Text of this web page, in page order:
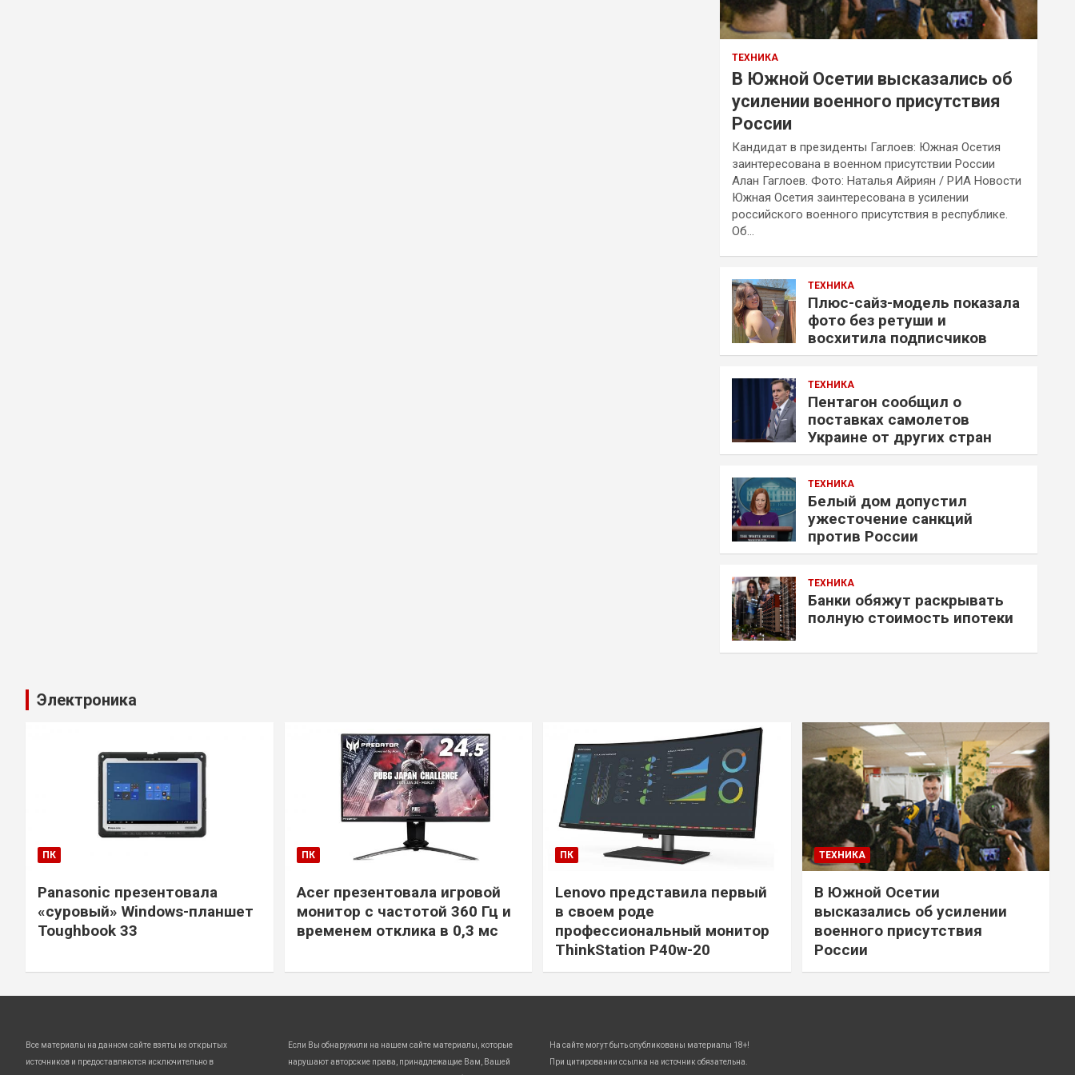
ТЕХНИКА
В Южной Осетии высказались об
усилении военного присутствия
России
Кандидат в президенты Гаглоев: Южная Осетия
заинтересована в военном присутствии России
Алан Гаглоев. Фото: Наталья Айриян / РИА Новости
Южная Осетия заинтересована в усилении
российского военного присутствия в республике.
Об…
ТЕХНИКА
Плюс-сайз-модель показала
фото без ретуши и
восхитила подписчиков
ТЕХНИКА
Пентагон сообщил о
поставках самолетов
Украине от других стран
ТЕХНИКА
Белый дом допустил
ужесточение санкций
против России
ТЕХНИКА
Банки обяжут раскрывать
полную стоимость ипотеки
Электроника
ПК
Panasonic презентовала
«суровый» Windows-планшет
Toughbook 33
ПК
Acer презентовала игровой
монитор с частотой 360 Гц и
временем отклика в 0,3 мс
ПК
Lenovo представила первый
в своем роде
профессиональный монитор
ThinkStation P40w-20
ТЕХНИКА
В Южной Осетии
высказались об усилении
военного присутствия
России
Все материалы на данном сайте взяты из открытых
источников и предоставляются исключительно в
Если Вы обнаружили на нашем сайте материалы, которые
нарушают авторские права, принадлежащие Вам, Вашей
На сайте могут быть опубликованы материалы 18+!
При цитировании ссылка на источник обязательна.